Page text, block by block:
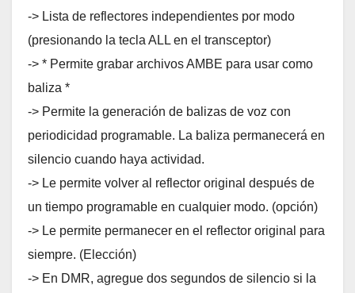
-> Lista de reflectores independientes por modo
(presionando la tecla ALL en el transceptor)
-> * Permite grabar archivos AMBE para usar como
baliza *
-> Permite la generación de balizas de voz con
periodicidad programable. La baliza permanecerá en
silencio cuando haya actividad.
-> Le permite volver al reflector original después de
un tiempo programable en cualquier modo. (opción)
-> Le permite permanecer en el reflector original para
siempre. (Elección)
-> En DMR, agregue dos segundos de silencio si la